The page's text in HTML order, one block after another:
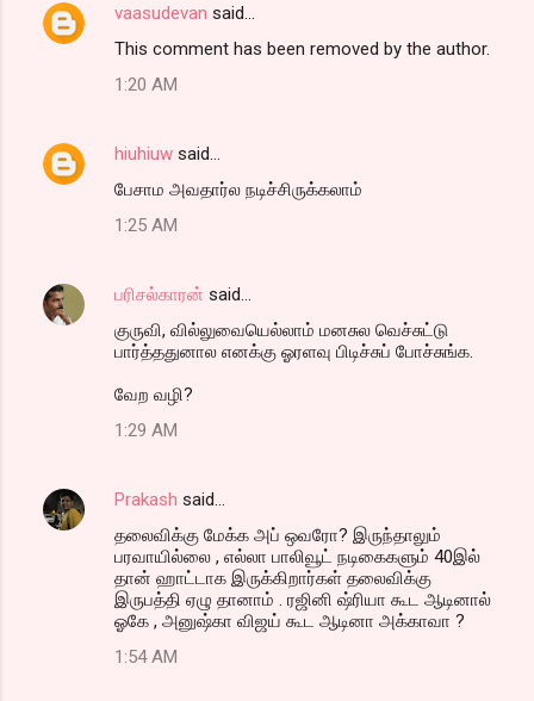
vaasudevan said…
This comment has been removed by the author.
1:20 AM
hiuhiuw said…
பேசாம அவதார்ல நடிச்சிருக்கலாம்
1:25 AM
பரிசல்காரன் said…
குருவி, வில்லுவையெல்லாம் மனசுல வெச்சுட்டு
பார்த்ததுனால எனக்கு ஓரளவு பிடிச்சுப் போச்சுங்க.
வேற வழி?
1:29 AM
Prakash said…
தலைவிக்கு மேக்க அப் ஒவரோ? இருந்தாலும்
பரவாயில்லை , எல்லா பாலிவூட் நடிகைகளும் 40இல்
தான் ஹாட்டாக இருக்கிறார்கள் தலைவிக்கு
இருபத்தி ஏழு தானாம் . ரஜினி ஷ்ரியா கூட ஆடினால்
ஓகே , அனுஷ்கா விஜய் கூட ஆடினா அக்காவா ?
1:54 AM